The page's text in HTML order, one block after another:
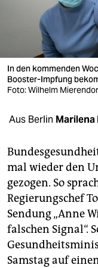
wahrheit
verlag
verlag
veranstaltungen
unterstützen
genossenschaft
epaper login
In den kommenden
Booster-Impfung
Foto: Wilhelm
Aus Berlin Marilena
mal wieder den
gezogen. So
Regierungschef
Sendung „Anne
falschen Signal“.
Samstag auf